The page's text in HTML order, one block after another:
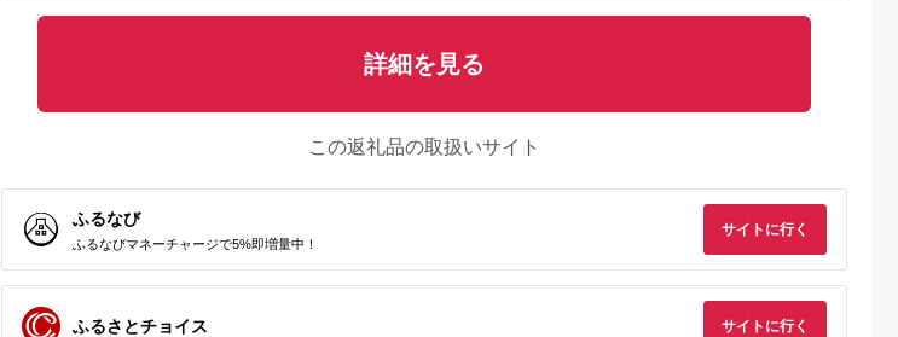
詳細を見る
この返礼品の取扱いサイト
ふるなび
ふるなびマネーチャージで5%即増量中！
サイトに行く
ふるさとチョイス サイトに行く